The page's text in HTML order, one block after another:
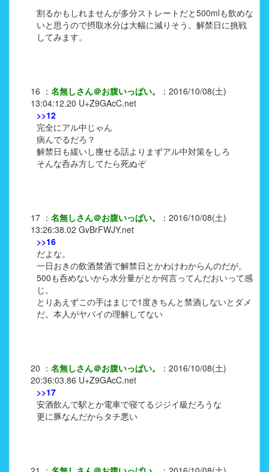
割るかもしれませんが多分ストレートだと500mlも飲めな
いと思うので摂取水分は大幅に減りそう。解禁日に挑戦
してみます。
16 ： 名無しさん＠お腹いっぱい。 ： 2016/10/08(土)
13:04:12.20 U+Z9GAcC.net
>>12
完全にアル中じゃん
病んでるだろ？
解禁日も緩いし痩せる話よりまずアル中対策をしろ
そんな呑み方してたら死ぬぞ
17 ： 名無しさん＠お腹いっぱい。 ： 2016/10/08(土)
13:26:38.02 GvBrFWJY.net
>>16
だよな。
一日おきの飲酒禁酒で解禁日とかわけわからんのだが。
500も呑めないから水分量がとか何言ってんだおいって感
じ。
とりあえずこの手はまじで1度きちんと禁酒しないとダメ
だ。本人がヤバイの理解してない
20 ： 名無しさん＠お腹いっぱい。 ： 2016/10/08(土)
20:36:03.86 U+Z9GAcC.net
>>17
安酒飲んで駅とか電車で寝てるジジイ級だろうな
更に豚なんだからタチ悪い